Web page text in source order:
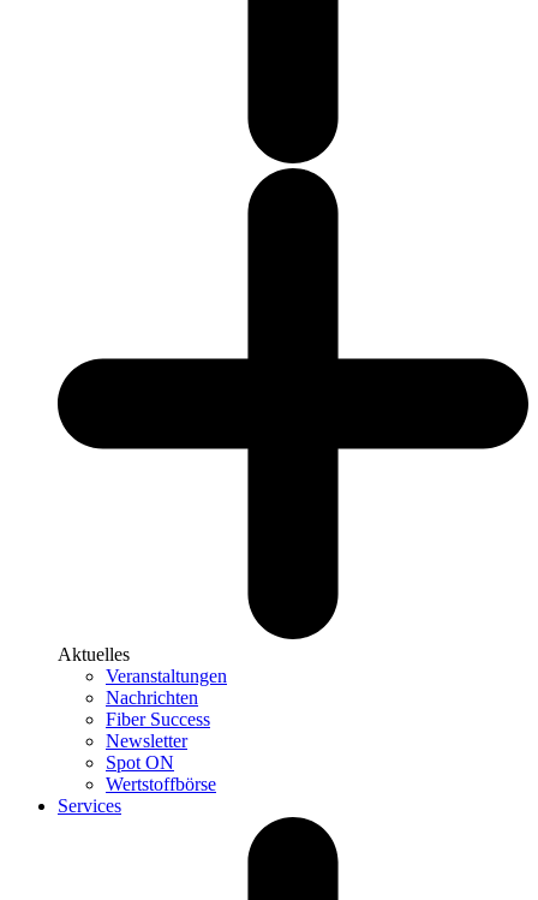
Aktuelles
Veranstaltungen
Nachrichten
Fiber Success
Newsletter
Spot ON
Wertstoffbörse
Services